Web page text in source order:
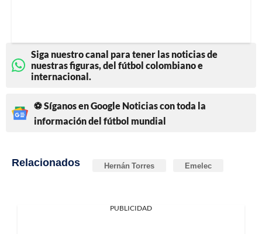
Siga nuestro canal para tener las noticias de
nuestras figuras, del fútbol colombiano e
internacional.
⚽ Síganos en Google Noticias con toda la
información del fútbol mundial
Relacionados Hernán Torres Emelec
PUBLICIDAD